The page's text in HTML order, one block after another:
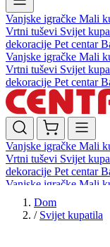
Vanjske igračke Mali
Vrtni tuševi Svijet
dekoracije Pet centar
Vanjske igračke Mali
Vrtni tuševi Svijet
dekoracije Pet centar
Vanjske igračke Mali
Vrtni tuševi Svijet
dekoracije Pet centar
Vanjske igračke Mali
Vrtni tuševi
dekoracijePet centar
Dom
/ Svijet kupatila